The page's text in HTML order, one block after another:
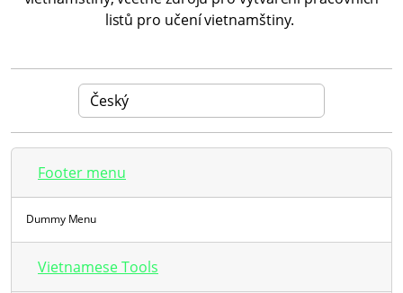
listů pro učení vietnamštiny.
Footer menu
Dummy Menu
Vietnamese Tools